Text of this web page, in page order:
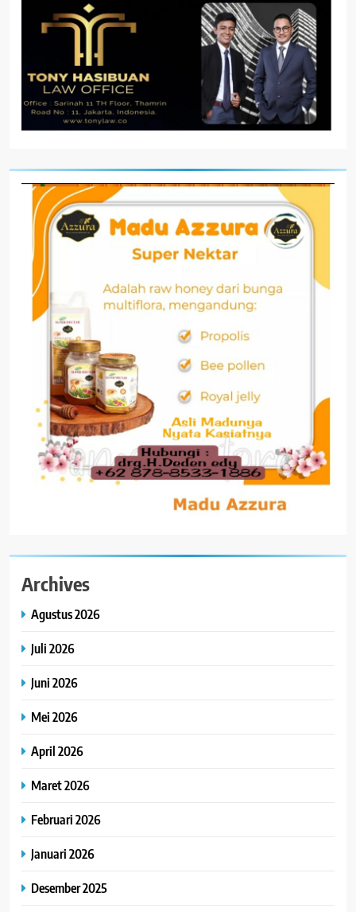
Archives
Agustus 2026
Juli 2026
Juni 2026
Mei 2026
April 2026
Maret 2026
Februari 2026
Januari 2026
Desember 2025